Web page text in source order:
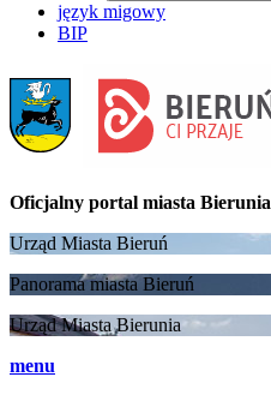
język migowy
BIP
Oficjalny portal miasta Bierunia
Urząd Miasta Bieruń
Panorama miasta Bieruń
Urząd Miasta Bierunia
menu